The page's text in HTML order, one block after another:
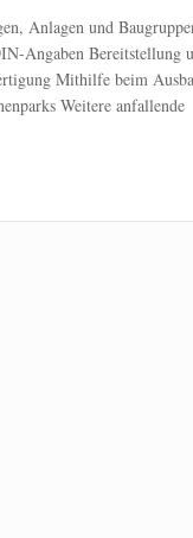
Anlagen und
Angaben Bereitstellung
Mithilfe beim
Weitere anfallende